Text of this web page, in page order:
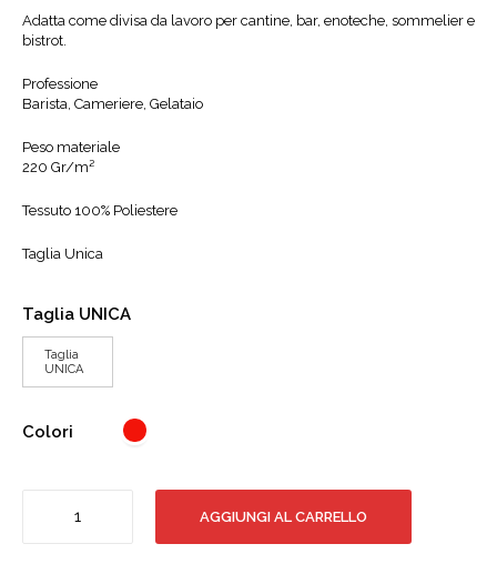
Adatta come divisa da lavoro per cantine, bar, enoteche, sommelier e
bistrot.
Professione
Barista, Cameriere, Gelataio
Peso materiale
220 Gr/m²
Tessuto 100% Poliestere
Taglia Unica
Taglia UNICA
Taglia
UNICA
Colori
quantità
AGGIUNGI AL CARRELLO